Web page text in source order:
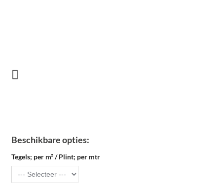
Beschikbare opties:
Tegels; per m² / Plint; per mtr